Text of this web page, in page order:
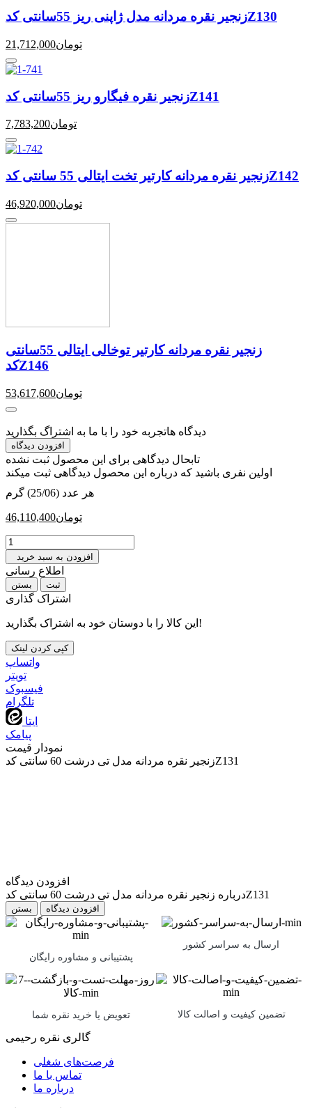
زنجیر نقره مردانه مدل ژاپنی ریز 55سانتی کدZ130
21,712,000تومان
زنجیر نقره فیگارو ریز 55سانتی کدZ141
7,783,200تومان
زنجیر نقره مردانه کارتیر تخت ایتالی 55 سانتی کدZ142
46,920,000تومان
زنجیر نقره مردانه کارتیر توخالی ایتالی 55سانتی
کدZ146
53,617,600تومان
دیدگاه هاتجربه خود را با ما به اشتراگ بگذارید
افزودن دیدگاه
تابحال دیدگاهی برای این محصول ثبت نشده
اولین نفری باشید که درباره این محصول دیدگاهی ثبت میکند
هر عدد (25/06) گرم
46,110,400تومان
افزودن به سبد خرید
اطلاع رسانی
بستن
اشتراک گذاری
این کالا را با دوستان خود به اشتراک بگذارید!
کپی کردن لینک
واتساپ
تويتر
فیسبوک
تلگرام
ایتا
پیامک
نمودار قیمت
زنجیر نقره مردانه مدل تی درشت 60 سانتی کدZ131
افزودن دیدگاه
درباره زنجیر نقره مردانه مدل تی درشت 60 سانتی کدZ131
بستن
پشتیبانی و مشاوره رایگان
ارسال به سراسر کشور
تعویض یا خرید نقره شما تضمین کیفیت و اصالت کالا
گالری نقره رحیمی
فرصت‌های شغلی
تماس با ما
درباره ما